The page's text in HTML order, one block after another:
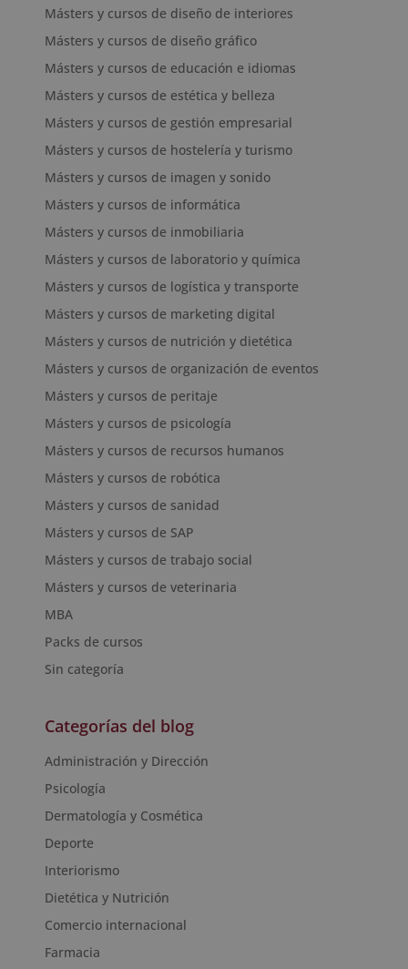
Másters y cursos de diseño de interiores
Másters y cursos de diseño gráfico
Másters y cursos de educación e idiomas
Másters y cursos de estética y belleza
Másters y cursos de gestión empresarial
Másters y cursos de hostelería y turismo
Másters y cursos de imagen y sonido
Másters y cursos de informática
Másters y cursos de inmobiliaria
Másters y cursos de laboratorio y química
Másters y cursos de logística y transporte
Másters y cursos de marketing digital
Másters y cursos de nutrición y dietética
Másters y cursos de organización de eventos
Másters y cursos de peritaje
Másters y cursos de psicología
Másters y cursos de recursos humanos
Másters y cursos de robótica
Másters y cursos de sanidad
Másters y cursos de SAP
Másters y cursos de trabajo social
Másters y cursos de veterinaria
MBA
Packs de cursos
Sin categoría
Categorías del blog
Administración y Dirección
Psicología
Dermatología y Cosmética
Deporte
Interiorismo
Dietética y Nutrición
Comercio internacional
Farmacia